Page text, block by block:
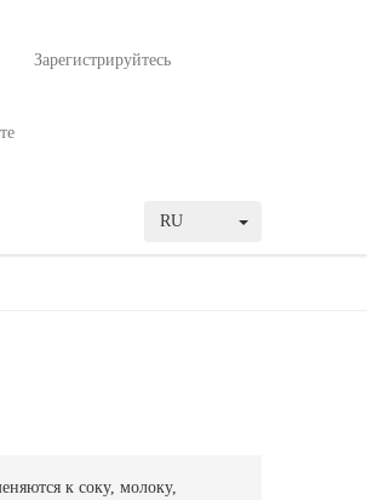
Зарегистрируйтесь
RU
к соку, молоку,